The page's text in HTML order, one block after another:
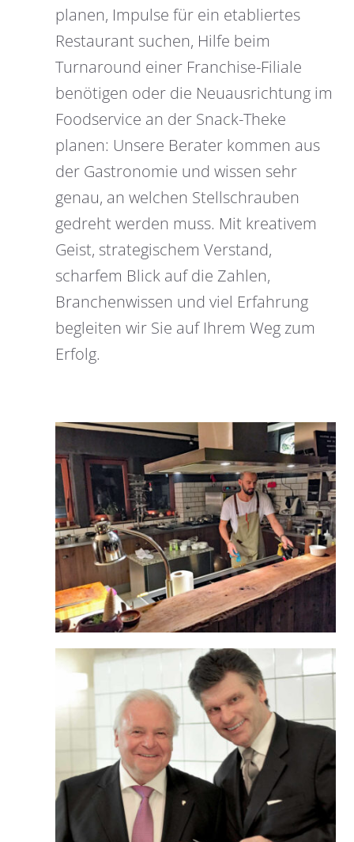
planen, Impulse für ein etabliertes
Restaurant suchen, Hilfe beim
Turnaround einer Franchise-Filiale
benötigen oder die Neuausrichtung im
Foodservice an der Snack-Theke
planen: Unsere Berater kommen aus
der Gastronomie und wissen sehr
genau, an welchen Stellschrauben
gedreht werden muss. Mit kreativem
Geist, strategischem Verstand,
scharfem Blick auf die Zahlen,
Branchenwissen und viel Erfahrung
begleiten wir Sie auf Ihrem Weg zum
Erfolg.